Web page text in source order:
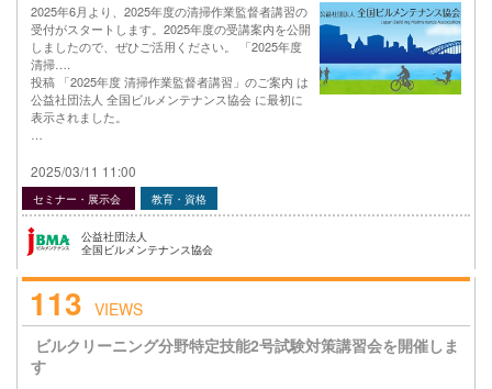
2025年6月より、2025年度の清掃作業監督者講習の
受付がスタートします。2025年度の受講案内を公開
しましたので、ぜひご活用ください。 「2025年度
清掃….
投稿 「2025年度 清掃作業監督者講習」のご案内 は
公益社団法人 全国ビルメンテナンス協会 に最初に
表示されました。
2025/03/11 11:00
セミナー・展示会 教育・資格
公益社団法人
全国ビルメンテナンス協会
113 VIEWS
ビルクリーニング分野特定技能2号試験対策講習会を開催しま
す